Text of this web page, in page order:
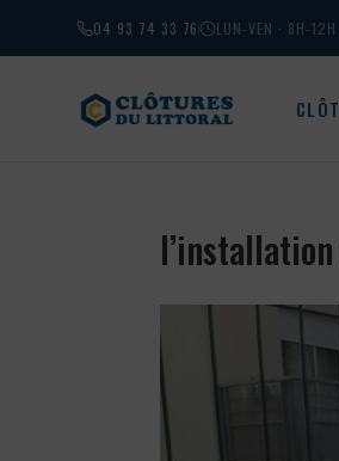
04 93 74 33 76 LUN-VEN · 8H-